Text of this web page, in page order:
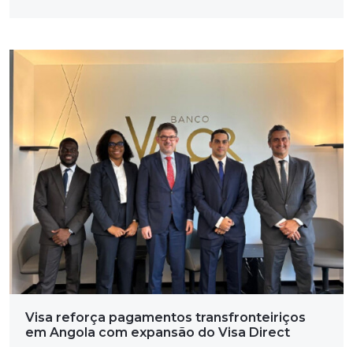
Visa reforça pagamentos transfronteiriços
em Angola com expansão do Visa Direct